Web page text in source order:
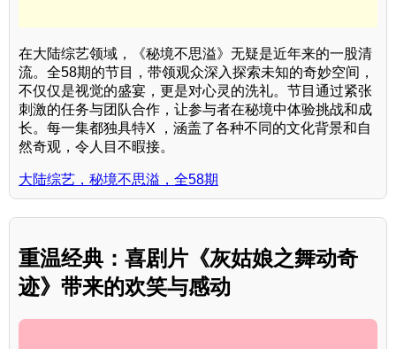
在大陆综艺领域，《秘境不思溢》无疑是近年来的一股清
流。全58期的节目，带领观众深入探索未知的奇妙空间，
不仅仅是视觉的盛宴，更是对心灵的洗礼。节目通过紧张
刺激的任务与团队合作，让参与者在秘境中体验挑战和成
长。每一集都独具特X ，涵盖了各种不同的文化背景和自
然奇观，令人目不暇接。
大陆综艺，秘境不思溢，全58期
重温经典：喜剧片《灰姑娘之舞动奇
迹》带来的欢笑与感动